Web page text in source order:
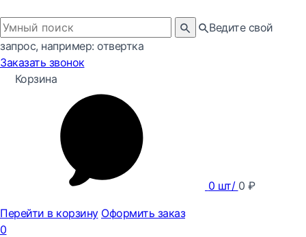
Ведите свой
запрос, например: отвертка
Заказать звонок
Корзина
0 шт/ 0 ₽
Перейти в корзину Оформить заказ
0